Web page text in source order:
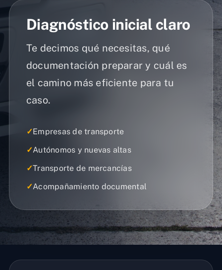
Diagnóstico inicial claro
Te decimos qué necesitas, qué
documentación preparar y cuál es
el camino más eficiente para tu
caso.
✓Empresas de transporte
✓Autónomos y nuevas altas
✓Transporte de mercancías
✓Acompañamiento documental